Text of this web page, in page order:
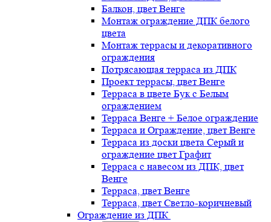
Балкон, цвет Венге
Монтаж ограждение ДПК белого
цвета
Монтаж террасы и декоративного
ограждения
Потрясающая терраса из ДПК
Проект террасы, цвет Венге
Терраса в цвете Бук с Белым
ограждением
Терраса Венге + Белое ограждение
Терраса и Ограждение, цвет Венге
Терраса из доски цвета Серый и
ограждение цвет Графит
Терраса с навесом из ДПК, цвет
Венге
Терраса, цвет Венге
Терраса, цвет Светло-коричневый
Ограждение из ДПК